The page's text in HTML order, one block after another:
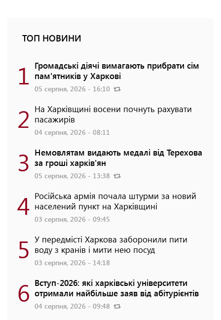
ТОП НОВИНИ
1 Громадські діячі вимагають прибрати сім
пам'ятників у Харкові
05 серпня, 2026 - 16:10
2 На Харківщині восени почнуть рахувати
пасажирів
04 серпня, 2026 - 08:11
3 Немовлятам видають медалі від Терехова
за гроші харків'ян
05 серпня, 2026 - 13:38
4 Російська армія почала штурми за новий
населений пункт на Харківщині
03 серпня, 2026 - 09:45
5 У передмісті Харкова заборонили пити
воду з кранів і мити нею посуд
03 серпня, 2026 - 14:18
6 Вступ-2026: які харківські університети
отримали найбільше заяв від абітурієнтів
04 серпня, 2026 - 09:48